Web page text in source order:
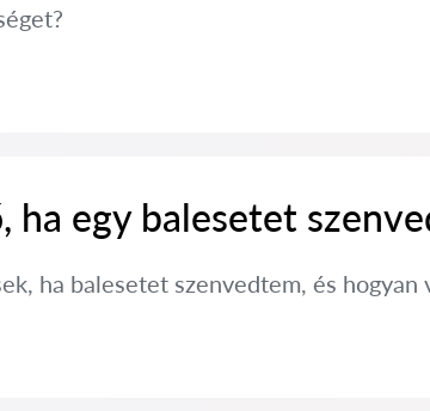
ha egy balesetet
ha balesetet szenvedtem, és hogyan